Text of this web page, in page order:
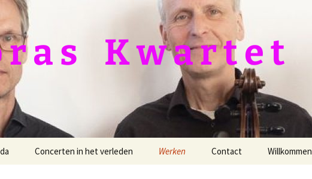
a s ­­­ ­ ­ K w a r t e t
Concerten in het verleden Werken Contact Willkommen